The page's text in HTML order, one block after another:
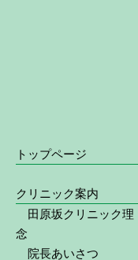
トップページ
クリニック案内
田原坂クリニック理
念
院長あいさつ